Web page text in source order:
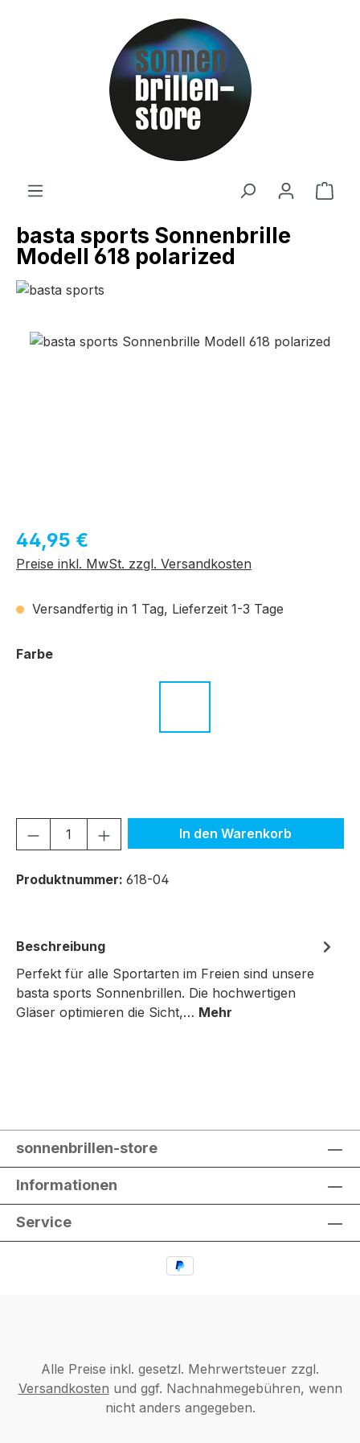
Zum Hauptinhalt springen
basta sports Sonnenbrille
Modell 618 polarized
Bildergalerie überspringen
Regulärer Preis:
44,95 €
Preise inkl. MwSt. zzgl. Versandkosten
Versandfertig in 1 Tag, Lieferzeit 1-3 Tage
Farbeauswählen
Produkt Anzahl: Gib den gewünschten
In den Warenkorb
Produktnummer: 618-04
Beschreibung
Perfekt für alle Sportarten im Freien sind unsere
basta sports Sonnenbrillen. Die hochwertigen
Gläser optimieren die Sicht,… Mehr
sonnenbrillen-store
Informationen
Service
Alle Preise inkl. gesetzl. Mehrwertsteuer zzgl.
Versandkosten und ggf. Nachnahmegebühren, wenn
nicht anders angegeben.